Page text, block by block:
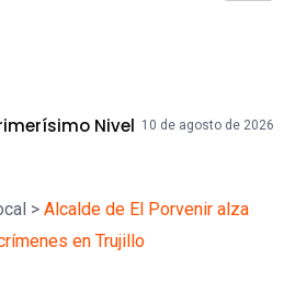
de 2026 Becaria
> Alcalde de El Porvenir alza
en Trujillo